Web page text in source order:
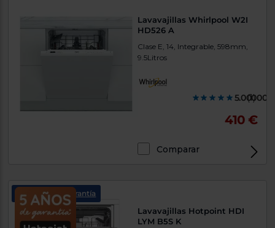
Lavavajillas Whirlpool W2I
HD526 A
Clase E, 14, Integrable, 598mm,
9.5Litros
(1)
410 €
Comparar
5 años de garantía
Lavavajillas Hotpoint HDI
LYM B5S K